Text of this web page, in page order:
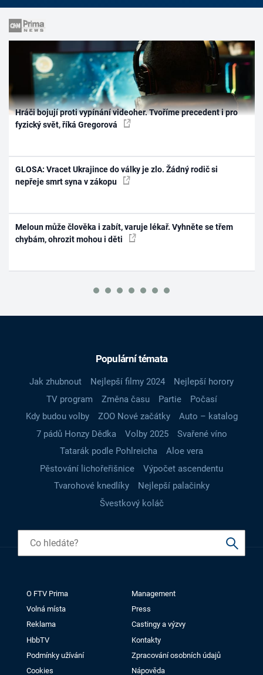
Hráči bojují proti vypínání videoher. Tvoříme precedent i pro
fyzický svět, říká Gregorová
GLOSA: Vracet Ukrajince do války je zlo. Žádný rodič si
nepřeje smrt syna v zákopu
Meloun může člověka i zabít, varuje lékař. Vyhněte se třem
chybám, ohrozit mohou i děti
Populární témata
Jak zhubnout Nejlepší filmy 2024
Nejlepší horory
TV program
Změna času Partie
Počasí
Kdy budou volby
ZOO Nové začátky
Auto – katalog
7 pádů Honzy Dědka
Volby 2025
Svařené víno
Tatarák podle Pohlreicha
Aloe vera
Pěstování lichořeřišnice
Výpočet ascendentu
Tvarohové knedlíky
Nejlepší palačinky
Švestkový koláč
O FTV Prima
Management
Volná místa
Press
Reklama
Castingy a výzvy
HbbTV
Kontakty
Podmínky užívání
Zpracování osobních údajů
Cookies
Nápověda